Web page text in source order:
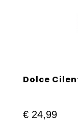
Dolce
€24,99